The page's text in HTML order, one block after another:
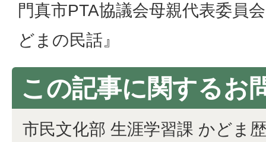
門真市PTA協議会母親代表委員
どまの民話』
この記事に関するお
市民文化部 生涯学習課 かどま